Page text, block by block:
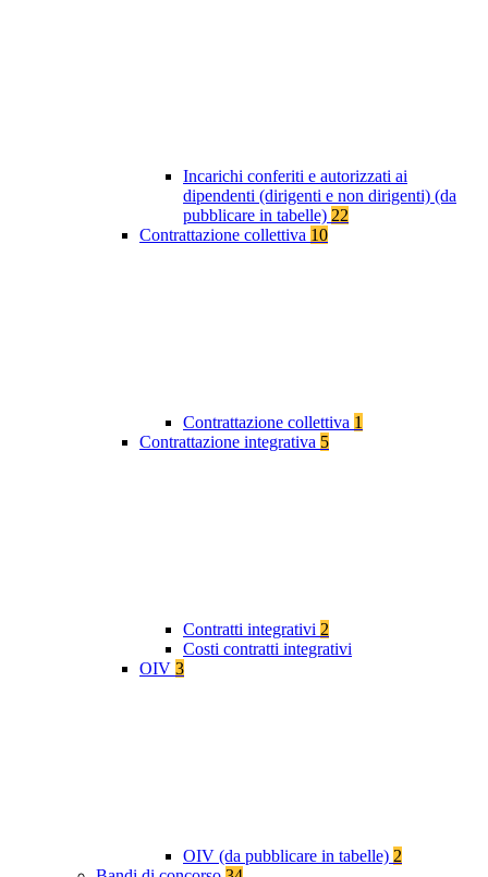
Incarichi conferiti e autorizzati ai
dipendenti (dirigenti e non dirigenti) (da
pubblicare in tabelle) 22
Contrattazione collettiva 10
Contrattazione collettiva 1
Contrattazione integrativa 5
Contratti integrativi 2
Costi contratti integrativi
OIV 3
OIV (da pubblicare in tabelle) 2